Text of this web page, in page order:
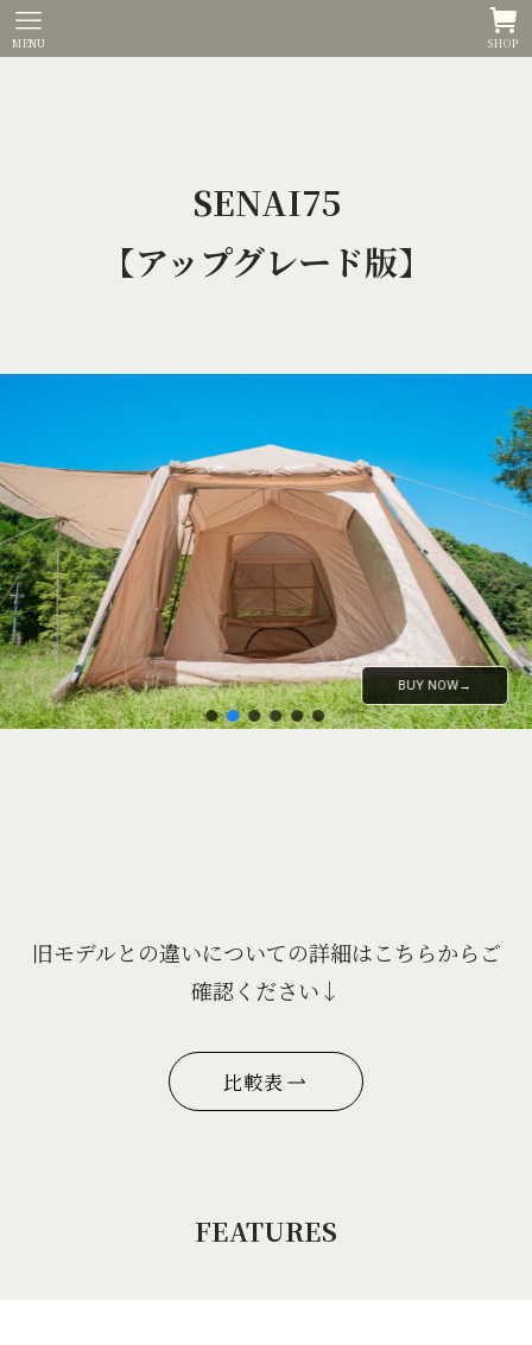
SHOP
MENU
SENAI75
【アップグレード版】
BUY NOW→
BUY NOW→
旧モデルとの違いについての詳細はこちらからご
確認ください↓
比較表
FEATURES